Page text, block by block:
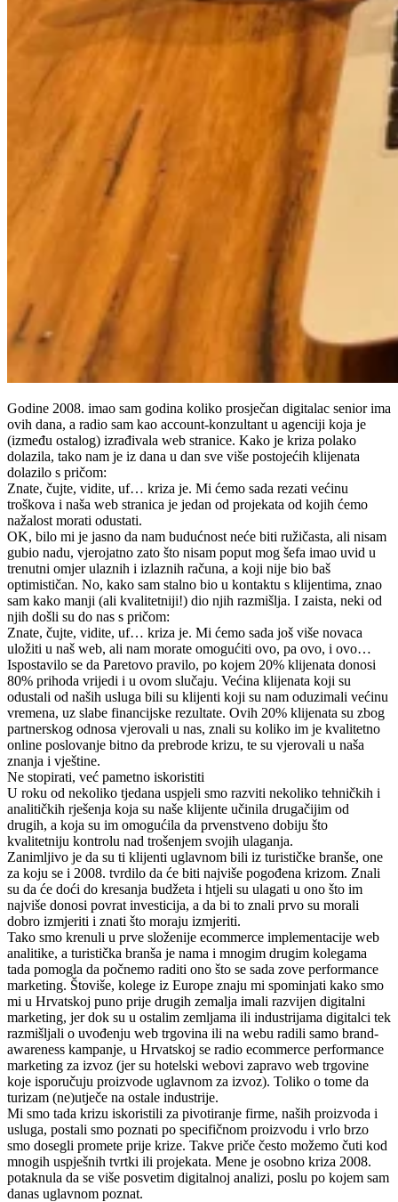
Godine 2008. imao sam godina koliko prosječan digitalac senior ima
ovih dana, a radio sam kao account-konzultant u agenciji koja je
(između ostalog) izrađivala web stranice. Kako je kriza polako
dolazila, tako nam je iz dana u dan sve više postojećih klijenata
dolazilo s pričom:
Znate, čujte, vidite, uf… kriza je. Mi ćemo sada rezati većinu
troškova i naša web stranica je jedan od projekata od kojih ćemo
nažalost morati odustati.
OK, bilo mi je jasno da nam budućnost neće biti ružičasta, ali nisam
gubio nadu, vjerojatno zato što nisam poput mog šefa imao uvid u
trenutni omjer ulaznih i izlaznih računa, a koji nije bio baš
optimističan. No, kako sam stalno bio u kontaktu s klijentima, znao
sam kako manji (ali kvalitetniji!) dio njih razmišlja. I zaista, neki od
njih došli su do nas s pričom:
Znate, čujte, vidite, uf… kriza je. Mi ćemo sada još više novaca
uložiti u naš web, ali nam morate omogućiti ovo, pa ovo, i ovo…
Ispostavilo se da Paretovo pravilo, po kojem 20% klijenata donosi
80% prihoda vrijedi i u ovom slučaju. Većina klijenata koji su
odustali od naših usluga bili su klijenti koji su nam oduzimali većinu
vremena, uz slabe financijske rezultate. Ovih 20% klijenata su zbog
partnerskog odnosa vjerovali u nas, znali su koliko im je kvalitetno
online poslovanje bitno da prebrode krizu, te su vjerovali u naša
znanja i vještine.
Ne stopirati, već pametno iskoristiti
U roku od nekoliko tjedana uspjeli smo razviti nekoliko tehničkih i
analitičkih rješenja koja su naše klijente učinila drugačijim od
drugih, a koja su im omogućila da prvenstveno dobiju što
kvalitetniju kontrolu nad trošenjem svojih ulaganja.
Zanimljivo je da su ti klijenti uglavnom bili iz turističke branše, one
za koju se i 2008. tvrdilo da će biti najviše pogođena krizom. Znali
su da će doći do kresanja budžeta i htjeli su ulagati u ono što im
najviše donosi povrat investicija, a da bi to znali prvo su morali
dobro izmjeriti i znati što moraju izmjeriti.
Tako smo krenuli u prve složenije ecommerce implementacije web
analitike, a turistička branša je nama i mnogim drugim kolegama
tada pomogla da počnemo raditi ono što se sada zove performance
marketing. Štoviše, kolege iz Europe znaju mi spominjati kako smo
mi u Hrvatskoj puno prije drugih zemalja imali razvijen digitalni
marketing, jer dok su u ostalim zemljama ili industrijama digitalci tek
razmišljali o uvođenju web trgovina ili na webu radili samo brand-
awareness kampanje, u Hrvatskoj se radio ecommerce performance
marketing za izvoz (jer su hotelski webovi zapravo web trgovine
koje isporučuju proizvode uglavnom za izvoz). Toliko o tome da
turizam (ne)utječe na ostale industrije.
Mi smo tada krizu iskoristili za pivotiranje firme, naših proizvoda i
usluga, postali smo poznati po specifičnom proizvodu i vrlo brzo
smo dosegli promete prije krize. Takve priče često možemo čuti kod
mnogih uspješnih tvrtki ili projekata. Mene je osobno kriza 2008.
potaknula da se više posvetim digitalnoj analizi, poslu po kojem sam
danas uglavnom poznat.